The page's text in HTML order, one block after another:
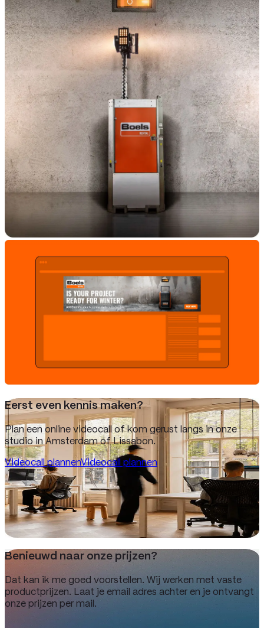
Eerst even kennis maken?
Plan een online videocall of kom gerust langs in onze
studio in Amsterdam of Lissabon.
Videocall plannenVideocall plannen
Adres
Oudezijds Voorburgwal 129-B Amsterdam
Videocall plannen
Benieuwd naar onze prijzen?
Dat kan ik me goed voorstellen. Wij werken met vaste
productprijzen. Laat je email adres achter en je ontvangt
onze prijzen per mail.